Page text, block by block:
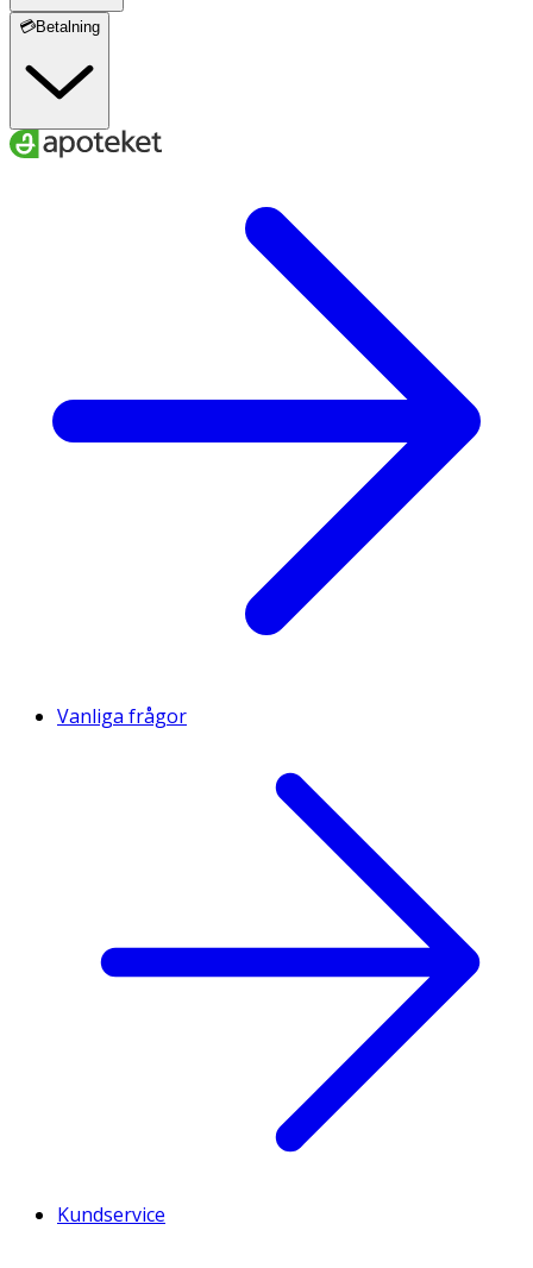
💳Betalning
Vanliga frågor
Kundservice